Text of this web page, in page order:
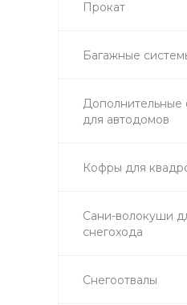
Прокат
Багажные
Дополнительные
для автодомов
Кофры для
Сани-волокуши
снегохода
Снегоотвалы